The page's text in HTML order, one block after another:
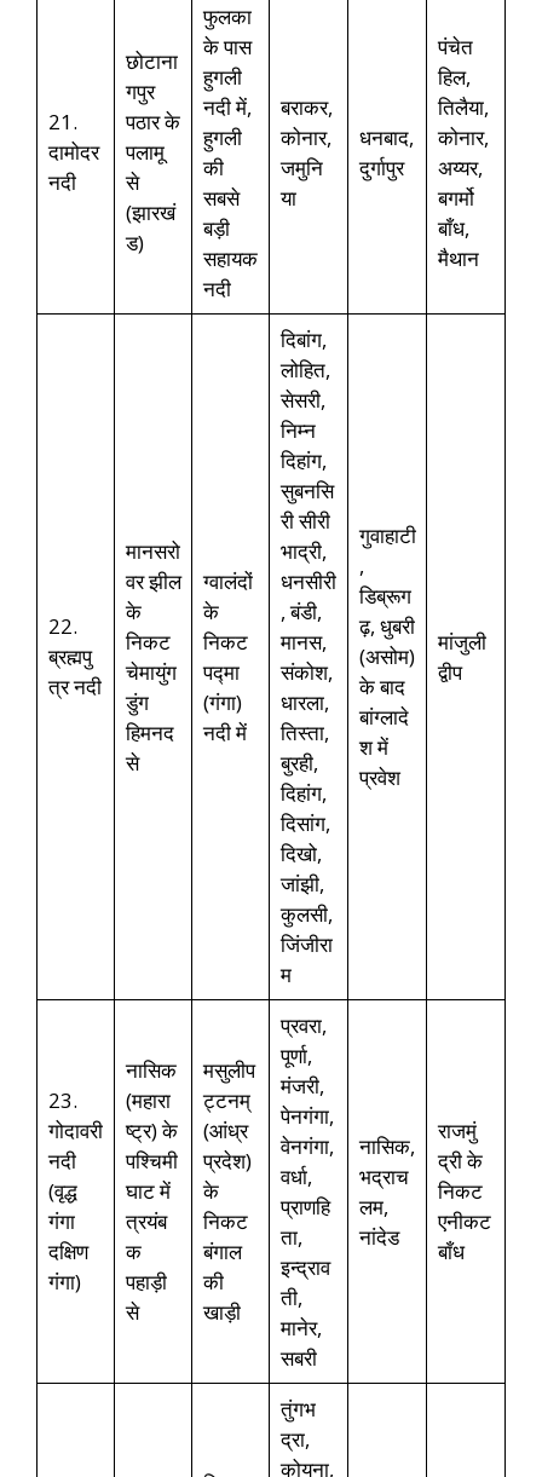
21.
दामोदर
नदी
छोटाना
गपुर
पठार के
पलामू
से
(झारखं
ड)
फुलका
के पास
हुगली
नदी में,
हुगली
की
सबसे
बड़ी
सहायक
नदी
बराकर,
कोनार,
जमुनि
या
धनबाद,
दुर्गापुर
पंचेत
हिल,
तिलैया,
कोनार,
अय्यर,
बगर्मो
बाँध,
मैथान
22.
ब्रह्मपु
त्र नदी
मानसरो
वर झील
के
निकट
चेमायुंग
डुंग
हिमनद
से
ग्वालंदों
के
निकट
पद्मा
(गंगा)
नदी में
दिबांग,
लोहित,
सेसरी,
निम्न
दिहांग,
सुबनसि
री सीरी
भाद्री,
धनसीरी
, बंडी,
मानस,
संकोश,
धारला,
तिस्ता,
बुरही,
दिहांग,
दिसांग,
दिखो,
जांझी,
कुलसी,
जिंजीरा
म
गुवाहाटी
,
डिब्रूग
ढ़, धुबरी
(असोम)
के बाद
बांग्लादे
श में
प्रवेश
मांजुली
द्वीप
23.
गोदावरी
नदी
(वृद्ध
गंगा
दक्षिण
गंगा)
नासिक
(महारा
ष्ट्र) के
पश्चिमी
घाट में
त्रयंब
क
पहाड़ी
से
मसुलीप
ट्टनम्
(आंध्र
प्रदेश)
के
निकट
बंगाल
की
खाड़ी
प्रवरा,
पूर्णा,
मंजरी,
पेनगंगा,
वेनगंगा,
वर्धा,
प्राणहि
ता,
इन्द्राव
ती,
मानेर,
सबरी
नासिक,
भद्राच
लम,
नांदेड
राजमुं
द्री के
निकट
एनीकट
बाँध
तुंगभ
द्रा,
कोयना,